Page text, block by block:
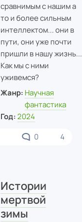
сравнимым с нашим а
то и более сильным
интеллектом... они в
пути, они уже почти
пришли в нашу жизнь...
Как мы с ними
уживемся?
Жанр: Научная
фантастика
Год: 2024
0 4
Истории
мертвой
зимы